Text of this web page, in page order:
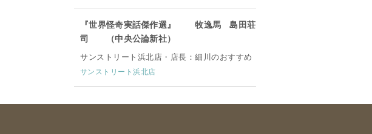
『世界怪奇実話傑作選』 牧逸馬 島田荘
司 （中央公論新社）
サンストリート浜北店・店長：細川のおすすめ
サンストリート浜北店